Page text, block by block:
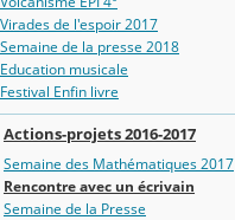
Virades de l'espoir 2017
Semaine de la presse 2018
Education musicale
Festival Enfin livre
Actions-projets 2016-2017
Semaine des Mathématiques 2017
Rencontre avec un écrivain
Semaine de la Presse